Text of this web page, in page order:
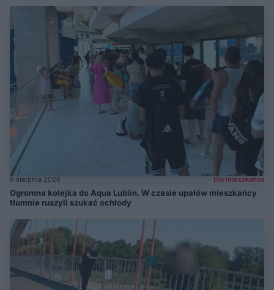
6 sierpnia 2026 Dla mieszkańca
Ogromna kolejka do Aqua Lublin. W czasie upałów mieszkańcy
tłumnie ruszyli szukać ochłody